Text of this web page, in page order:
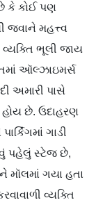
કે કોઈ પણ
મહત્ત્વ
ભૂલી જાય
ઑલ્ઝાઇમર્સ
અમારી પાસે
છે. ઉદાહરણ
ગાડી
પહેલું સ્ટેજ છે,
ગયા હતા
વ્યક્તિ